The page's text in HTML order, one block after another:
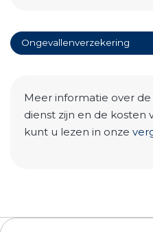
Ongevallenverzekering
Meer informatie over de
dienst zijn en de kosten
kunt u lezen in onze